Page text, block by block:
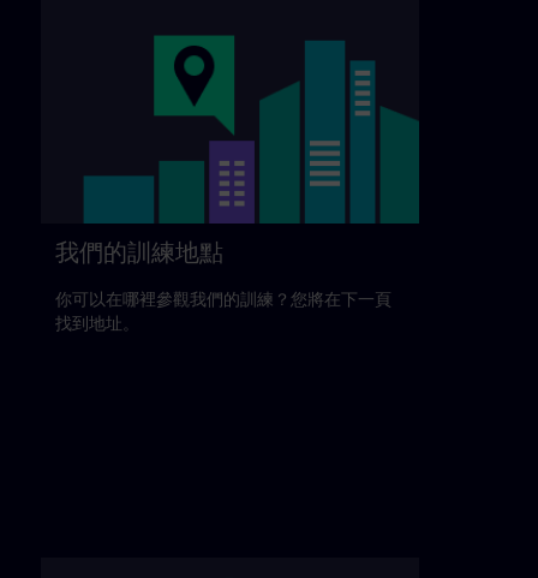
我們的訓練地點
你可以在哪裡參觀我們的訓練？您將在下一頁
找到地址。